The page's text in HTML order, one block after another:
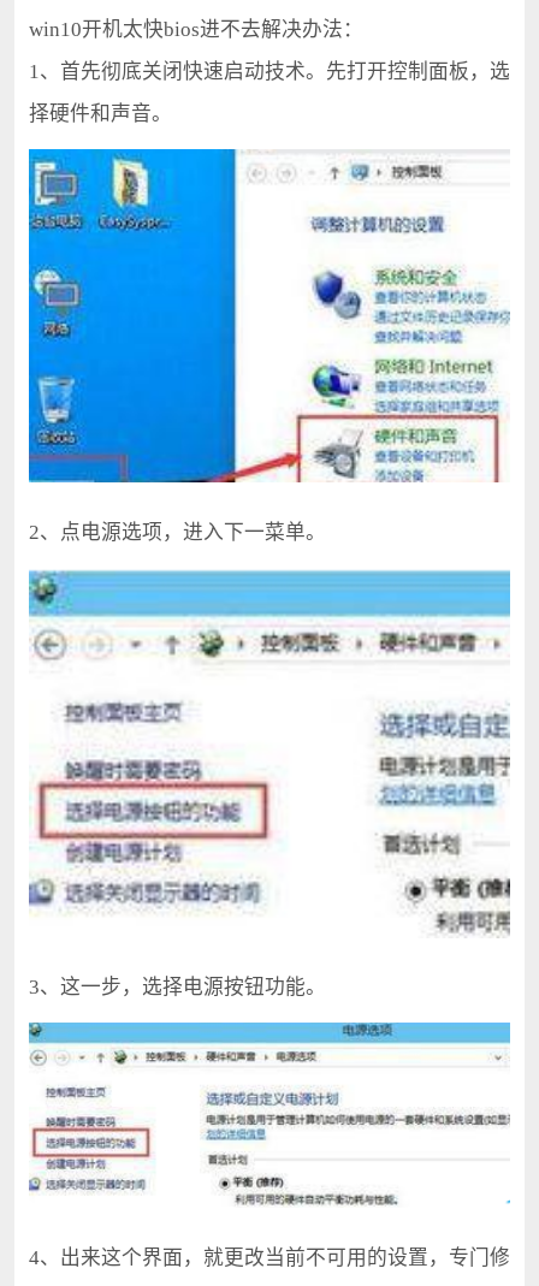
win10开机太快bios进不去解决办法：
1、首先彻底关闭快速启动技术。先打开控制面板，选
择硬件和声音。
2、点电源选项，进入下一菜单。
3、这一步，选择电源按钮功能。
4、出来这个界面，就更改当前不可用的设置，专门修